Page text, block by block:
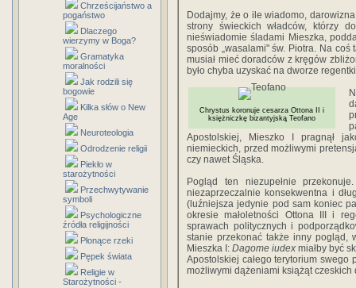
Chrześcijaństwo a
pogaństwo
Dlaczego
wierzymy w Boga?
Gramatyka
moralności
Jak rodzili się
bogowie
Kilka słów o New
Age
Neuroteologia
Odrodzenie religii
Piekło w
starożytności
Przechwytywanie
symboli
Psychologiczne
źródła religijności
Płonące rzeki
Pępek świata
Religie w
Starożytności -
Dodajmy, że o ile wiadomo,
strony świeckich władców, którzy
nieświadomie śladami Mieszka,
sposób „wasalami" św. Piotra. Na
musiał mieć doradców z kręgów
było chyba uzyskać na dworze
Chrystus koronuje cesarza Ottona II i
księżniczkę bizantyjską Teofano
Apostolskiej, Mieszko I pragnął
niemieckich, przed moż­liwymi
czy nawet Śląska.
Pogląd ten niezupełnie
niezaprzeczalnie konsekwentna i
(luźniejsza jedynie pod sam koniec
okresie małoletności Ottona III i
sprawach politycznych i
stanie przekonać także inny pogląd,
Mieszka I: Dagome iudex miałby być
Apostolskiej całego terytorium swego
możliwymi dążeniami książąt